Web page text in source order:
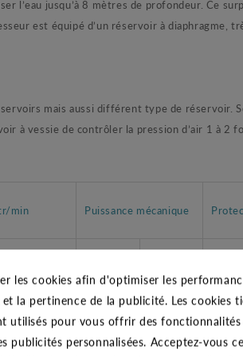
l’eau jusqu’à 8 mètres de profondeur. Ce
est équipé d’un réservoir à
mais aussi différent type de réservoir.
à vessie de contrôler la pression d’air 1 à 2
min Puissance mécanique
1 1,36
les cookies afin d'optimiser les
la pertinence de la publicité. Les cookies
utilisés pour vous offrir des fonctionnalités
publicités personnalisées. Acceptez-vous